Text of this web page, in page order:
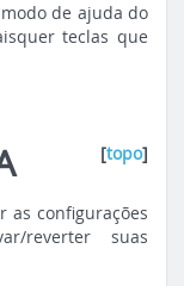
de ajuda do
teclas que
[topo]
as configurações
reverter suas